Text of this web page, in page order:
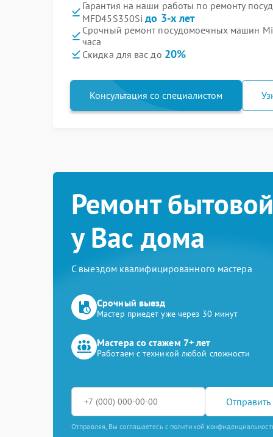
Гарантия на наши работы по ремонту
MFD45S350Siдо 3-х лет
Срочный ремонт посудомоечных машин
часа
Скидка для вас до 20%
Консультация со специалистом
Ремонт
у Вас дома
С выездом квалифицированного мастера
Срочный выезд
Мастер приедет уже через 30 минут
Мастера со стажем 7+ лет
Работаем с техникой любой сложности
Отправить
Отправляя, Вы соглашаетесь с политикой